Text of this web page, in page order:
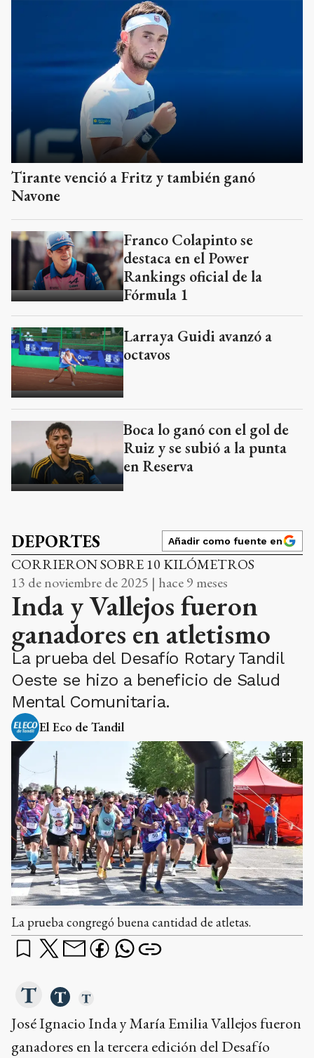
Tirante venció a Fritz y también ganó
Navone
Franco Colapinto se
destaca en el Power
Rankings oficial de la
Fórmula 1
Larraya Guidi avanzó a
octavos
Boca lo ganó con el gol de
Ruiz y se subió a la punta
en Reserva
DEPORTES Añadir como fuente en
CORRIERON SOBRE 10 KILÓMETROS
13 de noviembre de 2025 | hace 9 meses
Inda y Vallejos fueron
ganadores en atletismo
La prueba del Desafío Rotary Tandil
Oeste se hizo a beneficio de Salud
Mental Comunitaria.
El Eco de Tandil
La prueba congregó buena cantidad de atletas.
José Ignacio Inda y María Emilia Vallejos fueron
ganadores en la tercera edición del Desafío